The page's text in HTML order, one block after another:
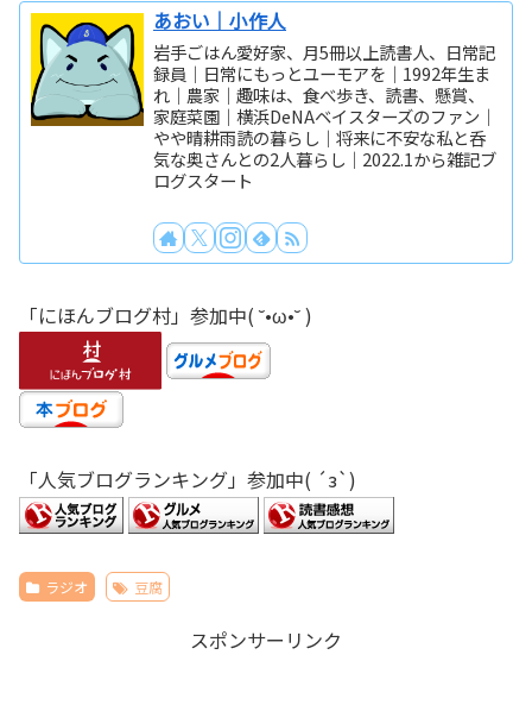
あおい｜小作人
岩手ごはん愛好家、月5冊以上読書人、日常記
録員｜日常にもっとユーモアを｜1992年生ま
れ｜農家｜趣味は、食べ歩き、読書、懸賞、
家庭菜園｜横浜DeNAベイスターズのファン｜
やや晴耕雨読の暮らし｜将来に不安な私と呑
気な奥さんとの2人暮らし｜2022.1から雑記ブ
ログスタート
「にほんブログ村」参加中( ˘•ω•˘ )
「人気ブログランキング」参加中( ´з`)
ラジオ 豆腐
スポンサーリンク